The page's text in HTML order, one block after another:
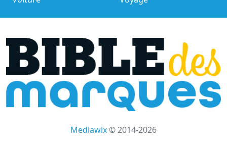
Mediawix© 2014-2026